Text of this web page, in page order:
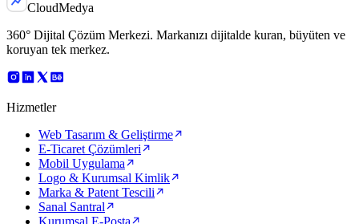
CloudMedya
360° Dijital Çözüm Merkezi. Markanızı dijitalde kuran, büyüten ve
koruyan tek merkez.
Hizmetler
Web Tasarım & Geliştirme
E-Ticaret Çözümleri
Mobil Uygulama
Logo & Kurumsal Kimlik
Marka & Patent Tescili
Sanal Santral